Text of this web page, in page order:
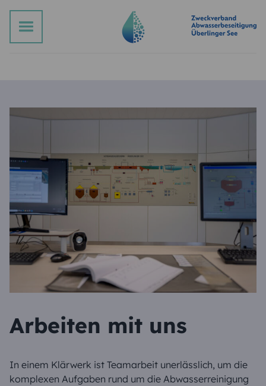
Arbeiten mit uns
In einem Klärwerk ist Teamarbeit unerlässlich, um die
komplexen Aufgaben rund um die Abwasserreinigung
Suche